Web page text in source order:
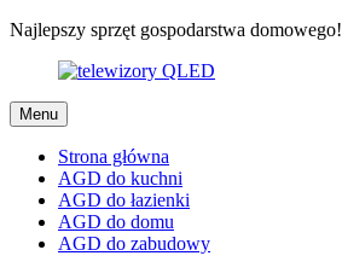
Najlepszy sprzęt gospodarstwa domowego!
Menu Przejdź
do
treści
Strona główna
AGD do kuchni
AGD do łazienki
AGD do domu
AGD do zabudowy